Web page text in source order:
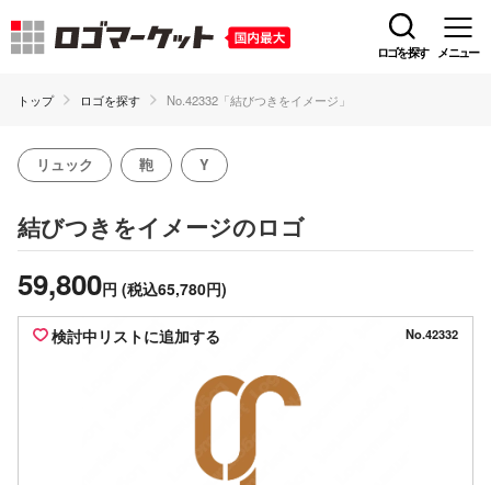
ロゴを探す メニュー
トップ ロゴを探す No.42332「結びつきをイメージ」
リュック 鞄 Y
結びつきをイメージのロゴ
59,800円 (税込65,780円)
検討中リストに追加する No.42332